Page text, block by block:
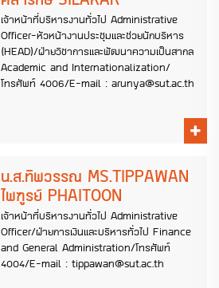
เจ้าหน้าที่บริหารงานทั่วไป Administrative
Officer-หัวหน้างานประชุมและช่วยนักบริหาร
(HEAD)/ฝ่ายวิชาการและพัฒนาความเป็นสากล
Academic and Internationalization/
โทรศัพท์ 4006/E-mail : arunya@sut.ac.th
น.ส.ทิพวรรณ MS.TIPPAWAN
ไพฑูรย์ PHAITOON
เจ้าหน้าที่บริหารงานทั่วไป Administrative
Officer/ฝ่ายการเงินและบริหารทั่วไป Finance
and General Administration/โทรศัพท์
4004/E-mail : tippawan@sut.ac.th